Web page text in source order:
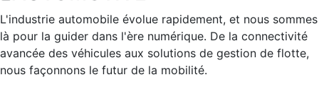
L'industrie automobile évolue rapidement, et nous sommes
là pour la guider dans l'ère numérique. De la connectivité
avancée des véhicules aux solutions de gestion de flotte,
nous façonnons le futur de la mobilité.